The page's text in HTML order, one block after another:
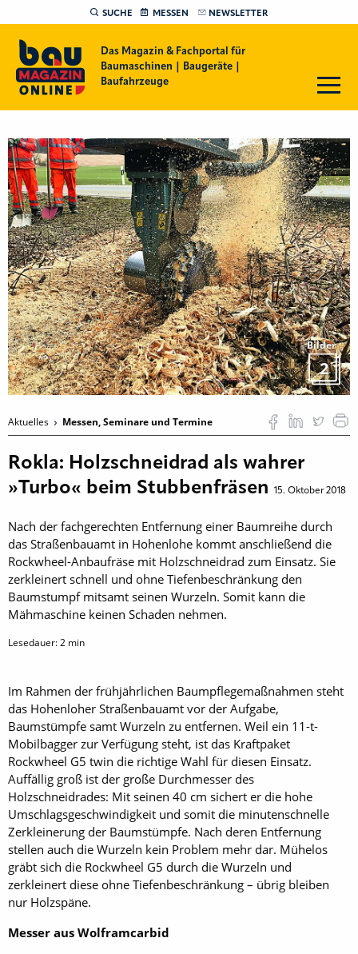
SUCHE MESSEN NEWSLETTER
Das Magazin & Fachportal für
Baumaschinen | Baugeräte |
Baufahrzeuge
Bilder
2
Aktuelles Messen, Seminare und Termine
Rokla: Holzschneidrad als wahrer
»Turbo« beim Stubbenfräsen
15. Oktober 2018
Nach der fachgerechten Entfernung einer Baumreihe durch
das Straßenbauamt in Hohenlohe kommt anschließend die
Rockwheel-Anbaufräse mit Holzschneidrad zum Einsatz. Sie
zerkleinert schnell und ohne Tiefenbeschränkung den
Baumstumpf mitsamt seinen Wurzeln. Somit kann die
Mähmaschine keinen Schaden nehmen.
Lesedauer:2 min
Im Rahmen der frühjährlichen Baumpflegemaßnahmen steht
das Hohenloher Straßenbauamt vor der Aufgabe,
Baumstümpfe samt Wurzeln zu entfernen. Weil ein 11-t-
Mobilbagger zur Verfügung steht, ist das Kraftpaket
Rockwheel G5 twin die richtige Wahl für diesen Einsatz.
Auffällig groß ist der große Durchmesser des
Holzschneidrades: Mit seinen 40 cm sichert er die hohe
Umschlagsgeschwindigkeit und somit die minutenschnelle
Zerkleinerung der Baumstümpfe. Nach deren Entfernung
stellen auch die Wurzeln kein Problem mehr dar. Mühelos
gräbt sich die Rockwheel G5 durch die Wurzeln und
zerkleinert diese ohne Tiefenbeschränkung – übrig bleiben
nur Holzspäne.
Messer aus Wolframcarbid